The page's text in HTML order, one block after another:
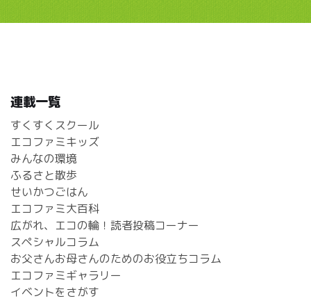
連載一覧
すくすくスクール
エコファミキッズ
みんなの環境
ふるさと散歩
せいかつごはん
エコファミ大百科
広がれ、エコの輪！読者投稿コーナー
スペシャルコラム
お父さんお母さんのためのお役立ちコラム
エコファミギャラリー
イベントをさがす